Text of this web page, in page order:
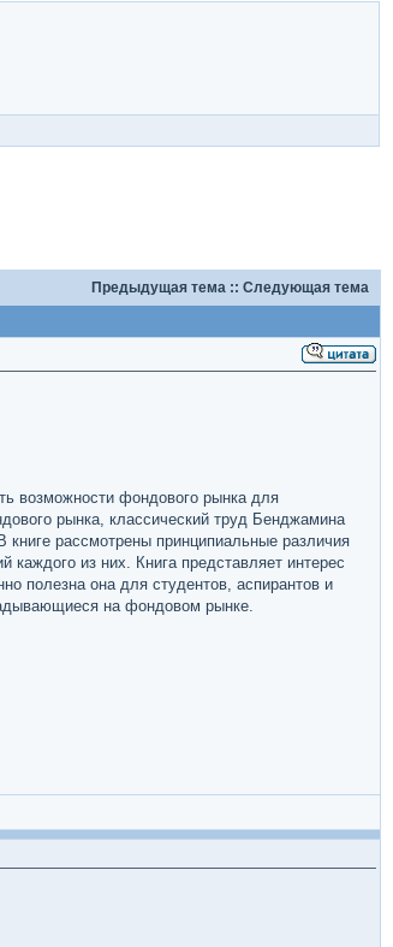
Предыдущая тема :: Следующая тема
возможности фондового рынка для
рынка, классический труд Бенджамина
рассмотрены принципиальные различия
из них. Книга представляет интерес
полезна она для студентов, аспирантов и
на фондовом рынке.